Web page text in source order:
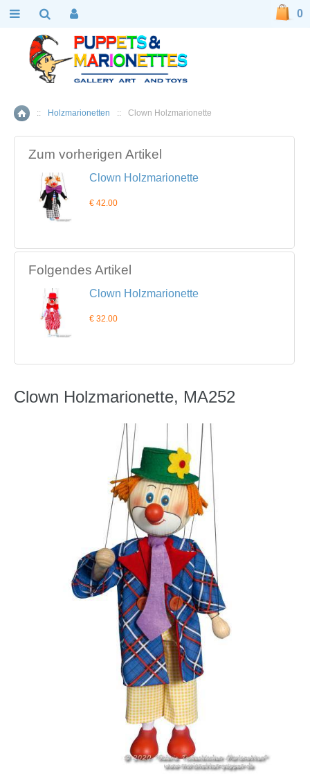
Home
:: Holzmarionetten :: Clown Holzmarionette
Zum vorherigen Artikel
Clown Holzmarionette
€ 42.00
Folgendes Artikel
Clown Holzmarionette
€ 32.00
Clown Holzmarionette, MA252
0